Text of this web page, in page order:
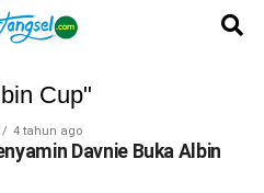
Cup"
4 tahun ago
Davnie Buka Albin